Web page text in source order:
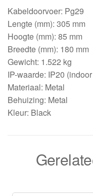
Kabeldoorvoer: Pg29
Lengte (mm): 305 mm
Hoogte (mm): 85 mm
Breedte (mm): 180 mm
Gewicht: 1.522 kg
IP-waarde: IP20
Materiaal: Metal
Behuizing: Metal
Kleur: Black